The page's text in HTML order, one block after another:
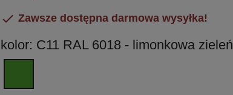
 Zawsze dostępna darmowa wysyłka!
kolor: C11 RAL 6018 - limonkowa zieleń